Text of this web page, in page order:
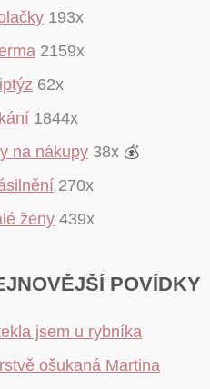
193x
2159x
62x
1844x
na nákupy 38x 💰
270x
ženy 439x
POVÍDKY
jsem u rybníka
ošukaná Martina